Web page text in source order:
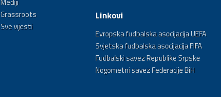
Grassroots
Sve vijesti
Linkovi
Evropska fudbalska asocijacija UEFA
Svjetska fudbalska asocijacija FIFA
Fudbalski savez Republike Srpske
Nogometni savez Federacije BiH